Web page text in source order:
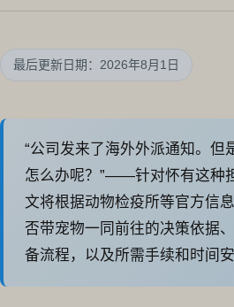
最后更新日期：2026年8月1日
“公司发来了海外外派通知。但
怎么办呢？”——针对怀有这种
文将根据动物检疫所等官方信
否带宠物一同前往的决策依据
备流程，以及所需手续和时间安